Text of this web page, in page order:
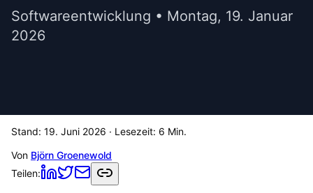
Softwareentwicklung • Montag, 19. Januar
2026
Stand: 19. Juni 2026 · Lesezeit: 6 Min.
Von Björn Groenewold
Teilen: